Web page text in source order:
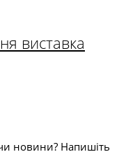
виставка
чи новини? Напишіть